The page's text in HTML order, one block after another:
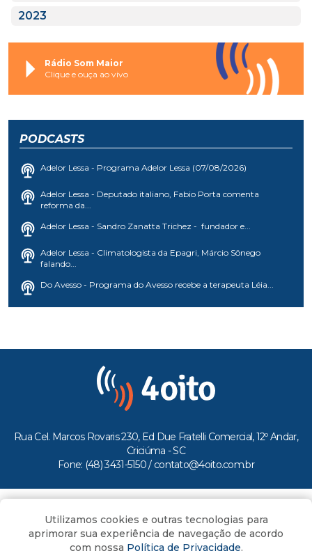
2023
Rádio Som Maior
Clique e ouça ao vivo
PODCASTS
Adelor Lessa - Programa Adelor Lessa (07/08/2026)
Adelor Lessa - Deputado italiano, Fabio Porta comenta
reforma da...
Adelor Lessa - Sandro Zanatta Trichez - fundador e...
Adelor Lessa - Climatologista da Epagri, Márcio Sônego
falando...
Do Avesso - Programa do Avesso recebe a terapeuta Léia...
Rua Cel. Marcos Rovaris 230, Ed Due Fratelli Comercial, 12º Andar,
Criciúma - SC
Fone: (48) 3431-5150 / contato@4oito.com.br
Todos os direitos reservados ao Portal 4oito
Utilizamos cookies e outras tecnologias para
aprimorar sua experiência de navegação de acordo
com nossa Política de Privacidade.